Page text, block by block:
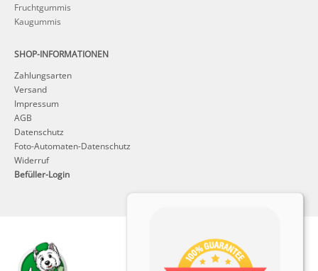
Fruchtgummis
Kaugummis
SHOP-INFORMATIONEN
Zahlungsarten
Versand
Impressum
AGB
Datenschutz
Foto-Automaten-Datenschutz
Widerruf
Befüller-Login